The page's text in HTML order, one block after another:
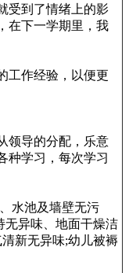
受到了情绪上的影
在下一学期里，我
工作经验，以便更
领导的分配，乐意
种学习，每次学习
水池及墙壁无污
无异味、地面干燥洁
新无异味;幼儿被褥